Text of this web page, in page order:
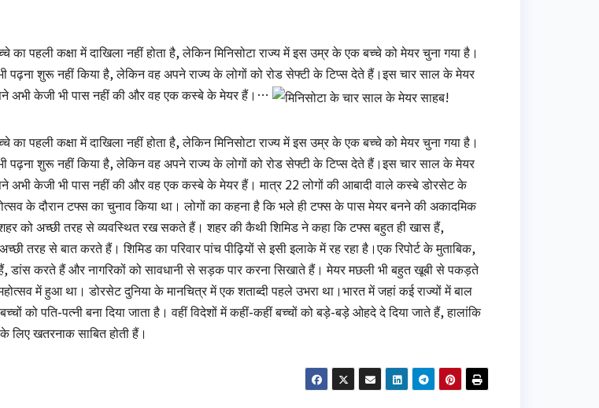
का पहली कक्षा में दाखिला नहीं होता है, लेकिन मिनिसोटा राज्‍य में इस उम्र के एक बच्‍चे को मेयर चुना गया है।
पढ़ना शुरू नहीं किया है, लेकिन वह अपने राज्‍य के लोगों को रोड सेफ्टी के टिप्‍स देते हैं।इस चार साल के मेयर
अभी केजी भी पास नहीं की और वह एक कस्बे के मेयर हैं।…
का पहली कक्षा में दाखिला नहीं होता है, लेकिन मिनिसोटा राज्‍य में इस उम्र के एक बच्‍चे को मेयर चुना गया है।
पढ़ना शुरू नहीं किया है, लेकिन वह अपने राज्‍य के लोगों को रोड सेफ्टी के टिप्‍स देते हैं।इस चार साल के मेयर
अभी केजी भी पास नहीं की और वह एक कस्बे के मेयर हैं। मात्र 22 लोगों की आबादी वाले कस्बे डोरसेट के
के दौरान टफ्स का चुनाव किया था। लोगों का कहना है कि भले ही टफ्स के पास मेयर बनने की अकादमिक
को अच्छी तरह से व्यवस्थित रख सकते हैं। शहर की कैथी शिमिड ने कहा कि टफ्स बहुत ही खास हैं,
तरह से बात करते हैं। शिमिड का परिवार पांच पीढ़ियों से इसी इलाके में रह रहा है।एक रिपोर्ट के मुताबिक,
डांस करते हैं और नागरिकों को सावधानी से सड़क पार करना सिखाते हैं। मेयर मछली भी बहुत खूबी से पकड़ते
में हुआ था। डोरसेट दुनिया के मानचित्र में एक शताब्दी पहले उभरा था।भारत में जहां कई राज्‍यों में बाल
को पति-पत्‍नी बना दिया जाता है। वहीं विदेशों में कहीं-कहीं बच्‍चों को बड़े-बड़े ओहदे दे दिया जाते हैं, हालांकि
के लिए खतरनाक साबित होती हैं।